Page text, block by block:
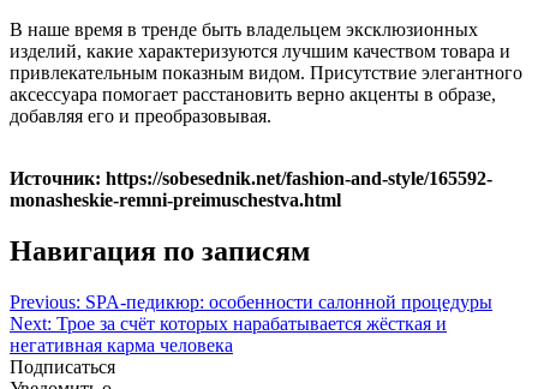
В наше время в тренде быть владельцем эксклюзионных
изделий, какие характеризуются лучшим качеством товара и
привлекательным показным видом. Присутствие элегантного
аксессуара помогает расстановить верно акценты в образе,
добавляя его и преобразовывая.
Источник: https://sobesednik.net/fashion-and-style/165592-
monasheskie-remni-preimuschestva.html
Навигация по записям
Previous: SPA-педикюр: особенности салонной процедуры
Next: Трое за счёт которых нарабатывается жёсткая и
негативная карма человека
Подписаться